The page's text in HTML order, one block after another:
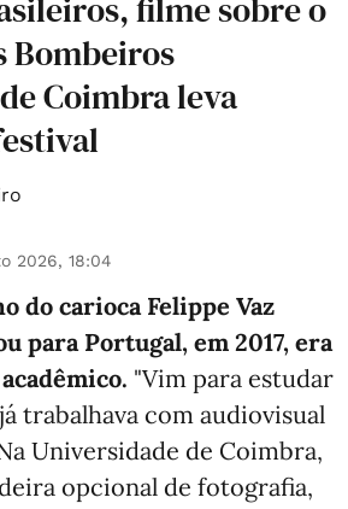
filme sobre o
Bombeiros
Coimbra leva
2026, 18:04
do carioca Felippe Vaz
para Portugal, em 2017, era
"Vim para estudar
trabalhava com audiovisual
Universidade de Coimbra,
opcional de fotografia,